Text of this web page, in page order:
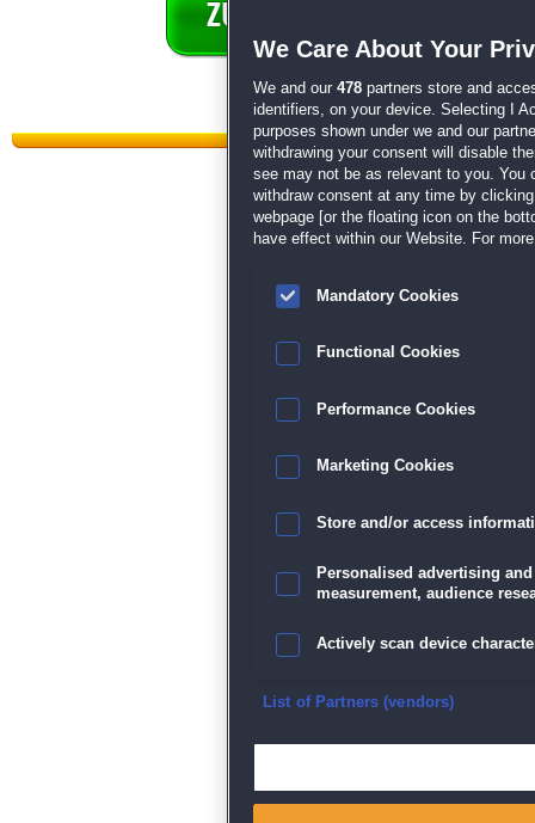
Datenschutz| AGB|Impressum
We Care About Your
We and our 478 partners store and
identifiers, on your device. Selecting I
purposes shown under we and our
withdrawing your consent will disable
see may not be as relevant to you. You
withdraw consent at any time by
webpage [or the floating icon on the
have effect within our Website. For
Mandatory Cookies
Functional Cookies
Performance Cookies
Marketing Cookies
Store and/or access
Personalised advertising
measurement, audience
Actively scan device
Ensure security, prevent
List of Partners (vendors)